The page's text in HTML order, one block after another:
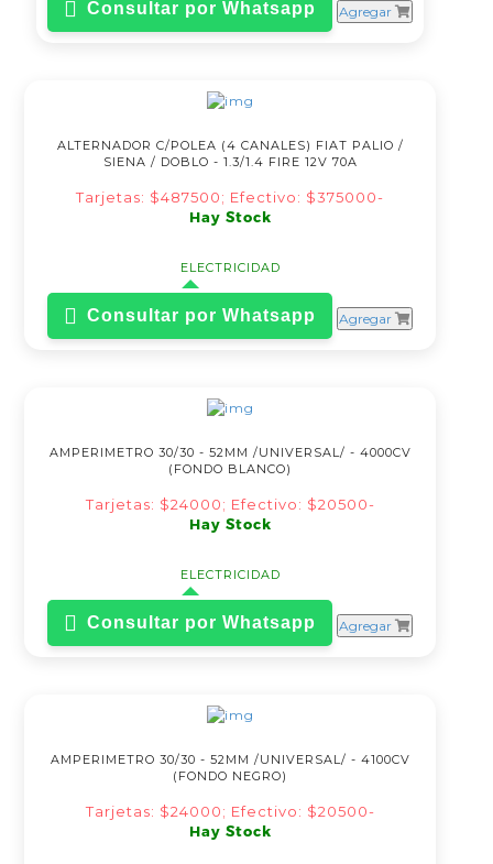
Consultar por Whatsapp Agregar
ALTERNADOR C/POLEA (4 CANALES) FIAT PALIO /
SIENA / DOBLO - 1.3/1.4 FIRE 12V 70A
Tarjetas: $487500; Efectivo: $375000-
Hay Stock
ELECTRICIDAD
Consultar por Whatsapp Agregar
AMPERIMETRO 30/30 - 52MM /UNIVERSAL/ - 4000CV
(FONDO BLANCO)
Tarjetas: $24000; Efectivo: $20500-
Hay Stock
ELECTRICIDAD
Consultar por Whatsapp Agregar
AMPERIMETRO 30/30 - 52MM /UNIVERSAL/ - 4100CV
(FONDO NEGRO)
Tarjetas: $24000; Efectivo: $20500-
Hay Stock